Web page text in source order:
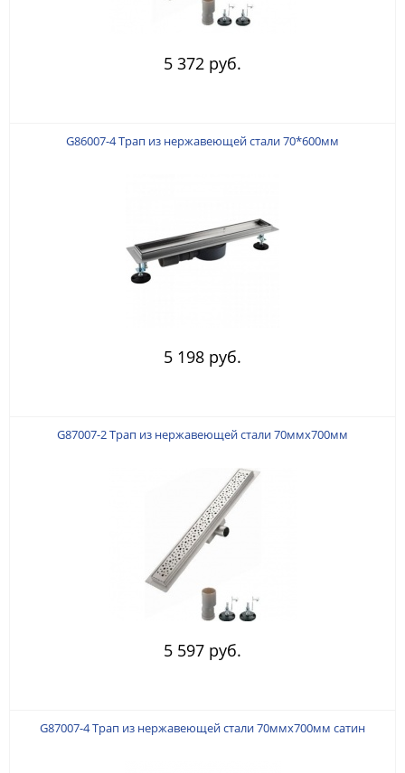
5 372 руб.
G86007-4 Трап из нержавеющей стали 70*600мм
5 198 руб.
G87007-2 Трап из нержавеющей стали 70ммx700мм
5 597 руб.
G87007-4 Трап из нержавеющей стали 70ммx700мм сатин